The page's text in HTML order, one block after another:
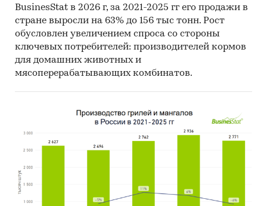
BusinesStat в 2026 г, за 2021-2025 гг его продажи в
стране выросли на 63% до 156 тыс тонн. Рост
обусловлен увеличением спроса со стороны
ключевых потребителей: производителей кормов
для домашних животных и
мясоперерабатывающих комбинатов.